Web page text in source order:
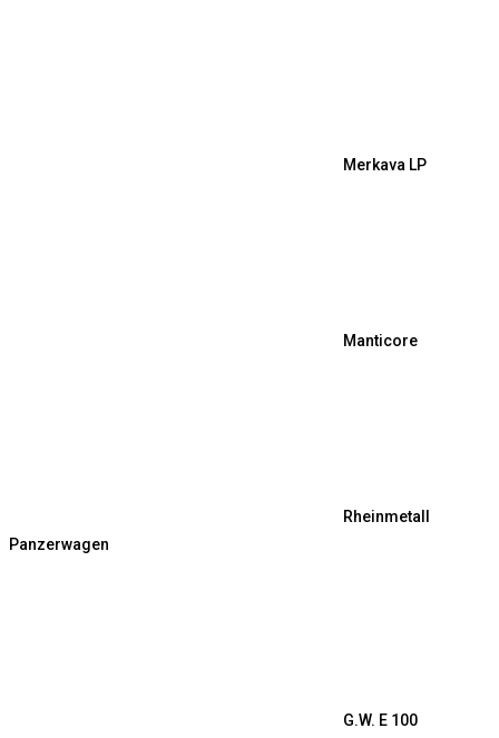
Merkava LP
Manticore
Rheinmetall
Panzerwagen
G.W. E 100